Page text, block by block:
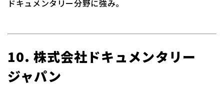
ドキュメンタリー分野に強み。
10. 株式会社ドキュメンタリー
ジャパン